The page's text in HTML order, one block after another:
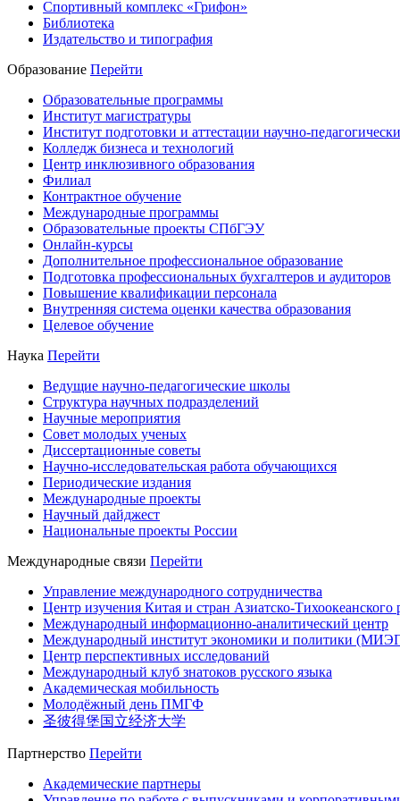
Спортивный комплекс «Грифон»
Библиотека
Издательство и типография
Образование Перейти
Образовательные программы
Институт магистратуры
Институт подготовки и аттестации научно-
Колледж бизнеса и технологий
Центр инклюзивного образования
Филиал
Контрактное обучение
Международные программы
Образовательные проекты СПбГЭУ
Онлайн-курсы
Дополнительное профессиональное образование
Подготовка профессиональных бухгалтеров и аудиторов
Повышение квалификации персонала
Внутренняя система оценки качества образования
Целевое обучение
Наука Перейти
Ведущие научно-педагогические школы
Структура научных подразделений
Научные мероприятия
Совет молодых ученых
Диссертационные советы
Научно-исследовательская работа обучающихся
Периодические издания
Международные проекты
Научный дайджест
Национальные проекты России
Международные связи Перейти
Управление международного сотрудничества
Центр изучения Китая и стран Азиатско-Тихоокеанского
Международный информационно-аналитический центр
Международный институт экономики и политики
Центр перспективных исследований
Международный клуб знатоков русского языка
Академическая мобильность
Молодёжный день ПМГФ
圣彼得堡国立经济大学
Партнерство Перейти
Академические партнеры